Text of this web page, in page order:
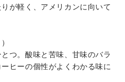
が軽く、アメリカンに向いて
つ。酸味と苦味、甘味のバラ
ヒーの個性がよくわかる味に